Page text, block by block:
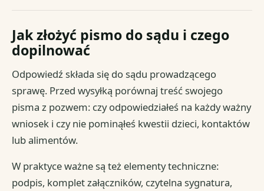
Jak złożyć pismo do sądu i czego
dopilnować
Odpowiedź składa się do sądu prowadzącego
sprawę. Przed wysyłką porównaj treść swojego
pisma z pozwem: czy odpowiedziałeś na każdy ważny
wniosek i czy nie pominąłeś kwestii dzieci, kontaktów
lub alimentów.
W praktyce ważne są też elementy techniczne:
podpis, komplet załączników, czytelna sygnatura,